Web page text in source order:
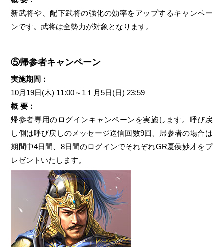
新武将や、配下武将の強化の効率をアップするキャンペー
ンです。武将は全勢力が対象となります。
⑤帰参者キャンペーン
実施期間：
10月19日(木) 11:00～1１月5日(日) 23:59
概 要：
帰参者専用のログインキャンペーンを実施します。呼び戻
し側は呼び戻しのメッセージ送信回数9回、帰参者の場合は
期間中4日間、8日間のログインでそれぞれGR夏侯妙才をプ
レゼントいたします。